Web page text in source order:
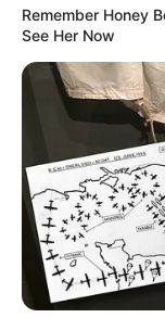
Remember Honey
See Her Now